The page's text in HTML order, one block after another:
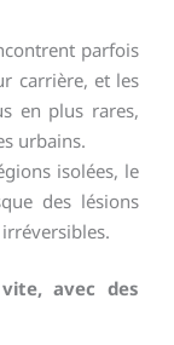
parfois
carrière, et les
en plus rares,
urbains.
isolées, le
des lésions
avec des